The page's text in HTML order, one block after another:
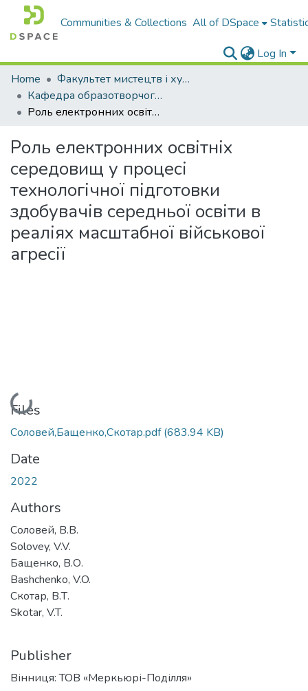
Communities & Collections All of DSpace
Log In
Home
Факультет мистецтв і художньо-освітніх технологій
Кафедра образотворчого, декоративного мистецтва, технологій і безпеки життєдіяльності
Роль електронних освітніх середовищ у процесі технологічної підготовки здобувачів середньої освіти в реаліях масштабної військової агресії
Роль електронних освітніх
середовищ у процесі
технологічної підготовки
здобувачів середньої освіти в
реаліях масштабної військової
агресії
Loading...
Files
Соловей,Бащенко,Скотар.pdf(683.94 KB)
Date
2022
Authors
Соловей, В.В.
Solovey, V.V.
Бащенко, В.О.
Bashchenko, V.O.
Скотар, В.Т.
Skotar, V.T.
Publisher
Вінниця: ТОВ «Меркьюрі-Поділля»